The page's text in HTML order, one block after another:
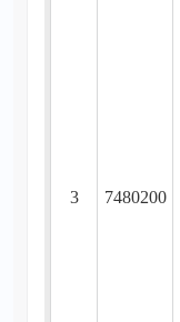
3 7480200